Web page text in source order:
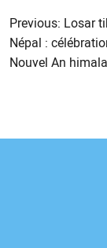
de
Previous: Losar
Népal :
Nouvel An